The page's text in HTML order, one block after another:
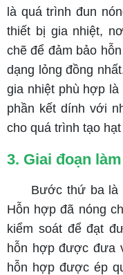
là quá trình đun
thiết bị gia nhiệt,
chẽ để đảm bảo
dạng lỏng đồng
gia nhiệt phù hợp là
phần kết dính với
cho quá trình tạo
3. Giai đoạn
Bước thứ ba là
Hỗn hợp đã nóng
kiểm soát để đạt
hỗn hợp được đưa
hỗn hợp được ép